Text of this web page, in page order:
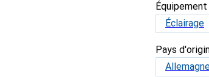
Éclairage
Pays